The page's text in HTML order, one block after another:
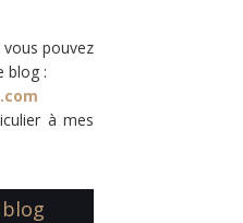
pouvez
blog :
à mes